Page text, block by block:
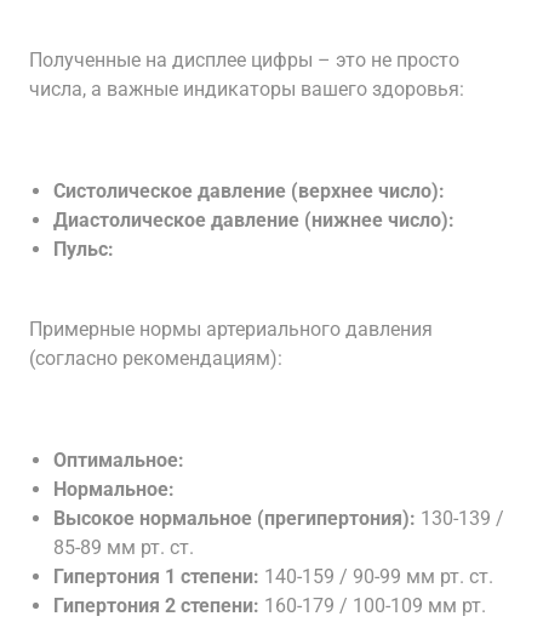
Полученные на дисплее цифры – это не просто
числа, а важные индикаторы вашего здоровья:
Систолическое давление (верхнее число):
Диастолическое давление (нижнее число):
Пульс:
Примерные нормы артериального давления
(согласно рекомендациям):
Оптимальное:
Нормальное:
Высокое нормальное (прегипертония): 130-139 /
85-89 мм рт. ст.
Гипертония 1 степени: 140-159 / 90-99 мм рт. ст.
Гипертония 2 степени: 160-179 / 100-109 мм рт.